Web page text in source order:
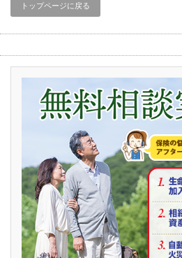
トップページに戻る